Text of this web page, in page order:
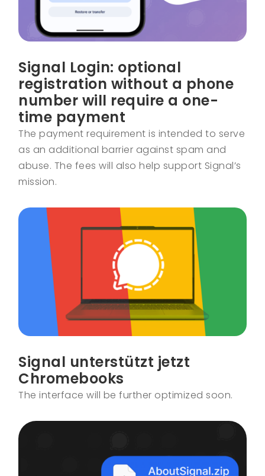
Signal Login: optional
registration without a phone
number will require a one-
time payment
The payment requirement is intended to serve
as an additional barrier against spam and
abuse. The fees will also help support Signal’s
mission.
Signal unterstützt jetzt
Chromebooks
The interface will be further optimized soon.